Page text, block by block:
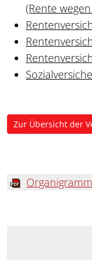
(Rente
Zur Übersicht der